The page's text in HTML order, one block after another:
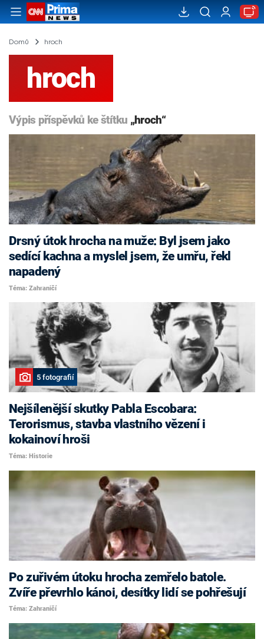
Domů hroch
hroch
Výpis příspěvků ke štítku „hroch“
Drsný útok hrocha na muže: Byl jsem jako
sedící kachna a myslel jsem, že umřu, řekl
napadený
Téma: Zahraničí
5 fotografií
Nejšílenější skutky Pabla Escobara:
Terorismus, stavba vlastního vězení i
kokainoví hroši
Téma: Historie
Po zuřivém útoku hrocha zemřelo batole.
Zvíře převrhlo kánoi, desítky lidí se pohřešují
Téma: Zahraničí